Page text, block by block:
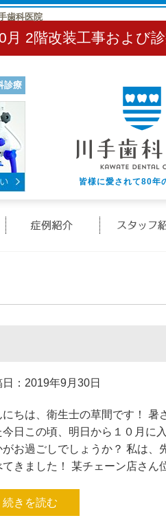
歯科医院
月 2階改装工事および
診療
皆様に愛されて80年
クリニック概要(初めての方へ)
症例紹介
日：2019年9月30日
にちは、衛生士の草間です！ 暑
今日この頃、明日から１０月に
がお過ごしでしょうか？ 私は、
てきました！ 某チェーン店さん
続きを読む